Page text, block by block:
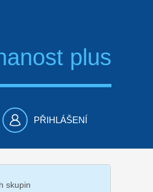
plus
PŘIHLÁŠENÍ
skupin